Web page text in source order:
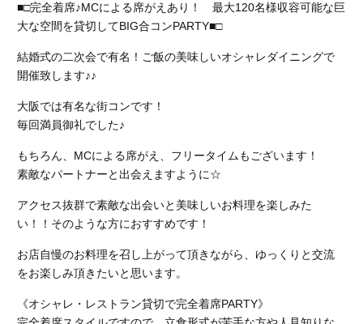
■□完全着席♪MCによる席がえあり！ 最大120名様収容可能な巨
大な空間を貸切してBIG合コンPARTY■□
結婚式の二次会で有名！ご飯の美味しいオシャレダイニングで
開催致します♪♪
大阪では有名な街コンです！
毎回満員御礼でした♪
もちろん、MCによる席がえ、フリータイムもございます！
素敵なパートナーと出会えますように☆
アクセス抜群で素敵な出会いと美味しいお料理を楽しみた
い！！そのような方におすすめです！
お店自慢のお料理を召し上がって頂きながら、ゆっくりと交流
をお楽しみ頂きたいと思います。
《オシャレ・レストラン貸切で完全着席PARTY》